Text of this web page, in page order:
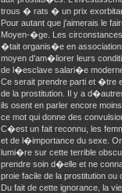
trous � rats � un prix
Pour autant que j'aimerais le
Moyen-�ge. Les
�tait organis�e en
moyen d'am�liorer leurs
de l�esclave salari�e
Ce serait prendre parti et �tre
de la prostitution. Il y a
ils osent en parler encore
ce mot qui donne des
C�est un fait reconnu, les
et de l�importance du sexe.
lumi�re sur cette terrible
prendre soin d�elle et ne
proie facile de la prostitution
Du fait de cette ignorance, la